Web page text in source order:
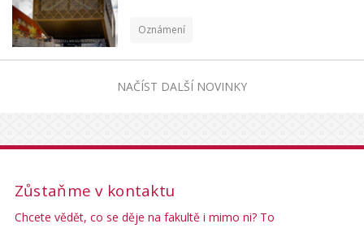
Oznámení
NAČÍST DALŠÍ NOVINKY
Zůstaňme v kontaktu
Chcete vědět, co se děje na fakultě i mimo ni? To